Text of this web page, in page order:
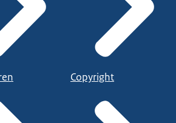
Copyright